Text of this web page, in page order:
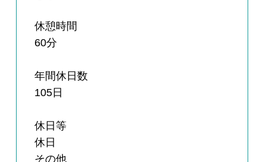
休憩時間
60分
年間休日数
105日
休日等
休日
その他